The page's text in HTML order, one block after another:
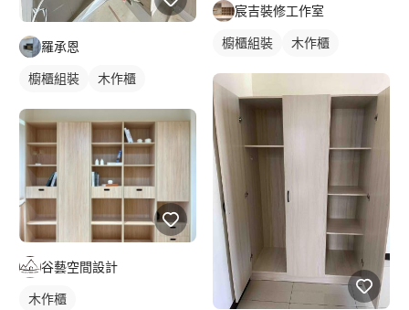
羅承恩
櫥櫃組裝 木作櫃
谷藝空間設計
木作櫃
宸吉裝修工作室
櫥櫃組裝 木作櫃